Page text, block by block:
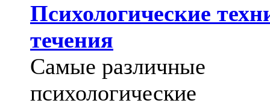
Психологические
течения
Самые различные
психологические